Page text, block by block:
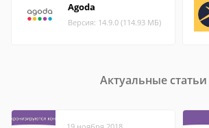
Agoda
Версия: 14.9.0 (114.93 МБ)
Актуальные статьи